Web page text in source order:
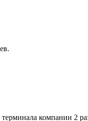
терминала компании 2